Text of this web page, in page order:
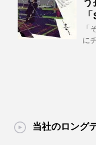
「
に
当社のロング